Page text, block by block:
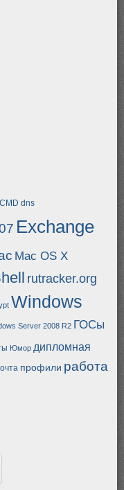
CMD dns
Exchange
Mac OS X
rutracker.org
Windows
Server 2008 R2 ГОСы
Юмор дипломная
профили работа